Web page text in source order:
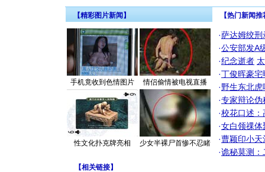
【精彩图片新闻】
手机竟收到色情图片 情侣偷情被电视直播
性文化扑克牌亮相 少女半裸尸首惨不忍睹
【热门新闻
·萨达姆绞刑
·公安部发A
·纪念逝者
·丁俊晖豪
·野生东北
·专家辩论伪
·校花口述：
·女白领祼体
·曹颖印小天
·诡秘莫测：
【相关链接】